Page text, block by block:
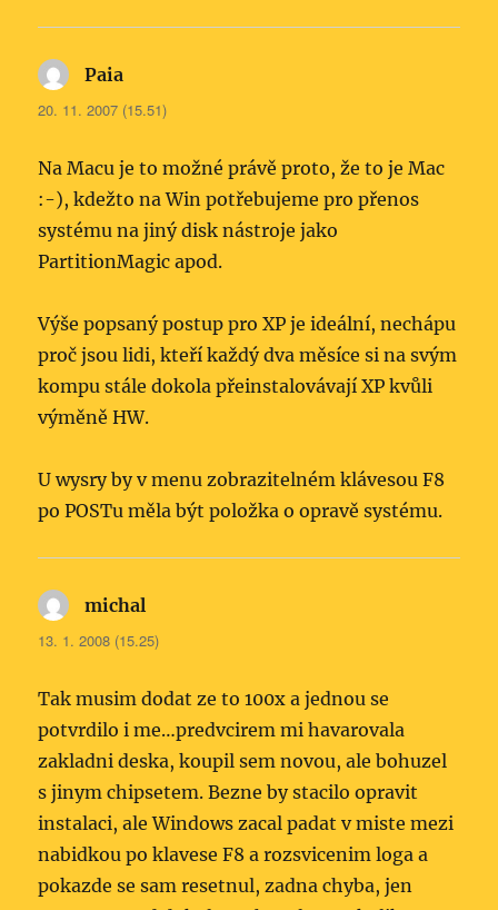
Paia
20. 11. 2007 (15.51)
Na Macu je to možné právě proto, že to je Mac
:-), kdežto na Win potřebujeme pro přenos
systému na jiný disk nástroje jako
PartitionMagic apod.
Výše popsaný postup pro XP je ideální, nechápu
proč jsou lidi, kteří každý dva měsíce si na svým
kompu stále dokola přeinstalovávají XP kvůli
výměně HW.
U wysry by v menu zobrazitelném klávesou F8
po POSTu měla být položka o opravě systému.
michal
13. 1. 2008 (15.25)
Tak musim dodat ze to 100x a jednou se
potvrdilo i me…predvcirem mi havarovala
zakladni deska, koupil sem novou, ale bohuzel
s jinym chipsetem. Bezne by stacilo opravit
instalaci, ale Windows zacal padat v miste mezi
nabidkou po klavese F8 a rozsvicenim loga a
pokazde se sam resetnul, zadna chyba, jen